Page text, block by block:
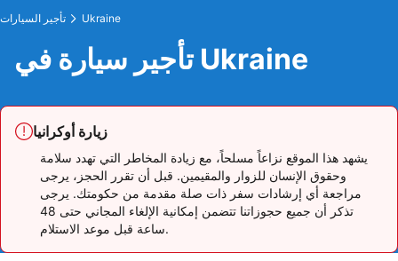
تأجير السيارات Ukraine
تأجير سيارة في Ukraine
زيارة أوكرانيا
يشهد هذا الموقع نزاعاً مسلحاً، مع زيادة المخاطر التي تهدد سلامة
وحقوق الإنسان للزوار والمقيمين. قبل أن تقرر الحجز، يرجى
مراجعة أي إرشادات سفر ذات صلة مقدمة من حكومتك. يرجى
تذكر أن جميع حجوزاتنا تتضمن إمكانية الإلغاء المجاني حتى 48
ساعة قبل موعد الاستلام.